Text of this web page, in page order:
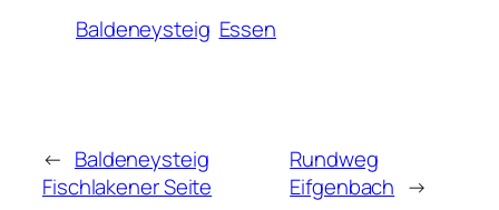
Baldeneysteig Essen
← Baldeneysteig
Fischlakener Seite
Rundweg
Eifgenbach →